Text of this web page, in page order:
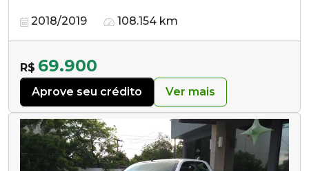
2018/2019 108.154 km
R$ 69.900
Aprove seu crédito Ver mais